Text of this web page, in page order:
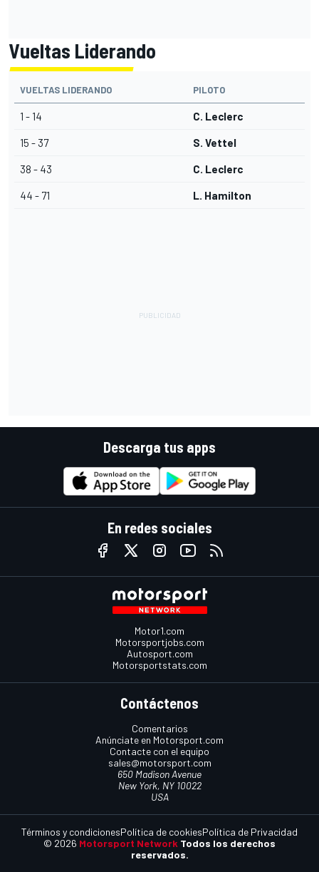
Vueltas Liderando
VUELTAS LIDERANDO PILOTO
1 - 14 C. Leclerc
15 - 37 S. Vettel
38 - 43 C. Leclerc
44 - 71 L. Hamilton
Descarga tus apps
En redes sociales
Motor1.com
Motorsportjobs.com
Autosport.com
Motorsportstats.com
Contáctenos
Comentarios
Anúnciate en Motorsport.com
Contacte con el equipo
sales@motorsport.com
650 Madison Avenue
New York, NY 10022
USA
© 2026 Motorsport Network Todos los derechos
reservados.
Términos y condicionesPolítica de cookiesPolítica de Privacidad